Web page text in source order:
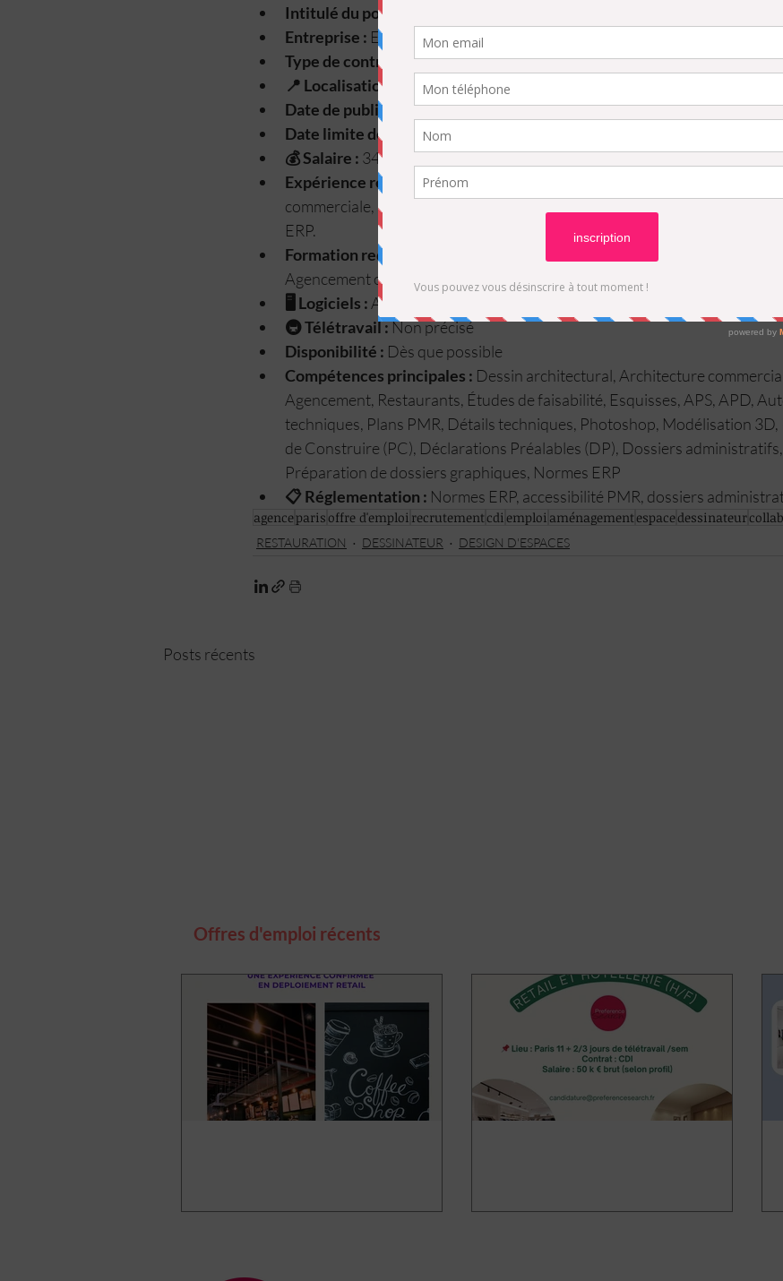
Intitulé du poste :
Entreprise : Evidence RH
Type de contrat :
CDI
📍 Localisation / Lieu de travail : Paris, France
Date de publication : 18/04/2025
Date limite de candidature :
💰 Salaire : 34 K€ brut par an
Expérience requise : Expérience impérative en tant que
commerciale, retail ou agencement. Bonne connaissance des lots
ERP.
Formation requise :
Bac Collaborateur d'Architecte, BTS Collaborateur
Agencement ou Dessinateur en architecture
🖥 Logiciels : AutoCAD, Photoshop, logiciel de modélisation 3D (un plus)
🚇 Télétravail : Non précisé
Disponibilité : Dès que possible
Compétences principales : Dessin architectural, Architecture
Agencement, Restaurants, Études de faisabilité, Esquisses, APS, APD,
techniques, Plans PMR, Détails techniques, Photoshop, Modélisation 3D,
de Construire (PC), Déclarations Préalables (DP), Dossiers
Préparation de dossiers graphiques, Normes ERP
📋 Réglementation : Normes ERP, accessibilité PMR, dossiers
agenceparis offre d'emploi recrutementcdi emploi aménagementespacedessinateur
RESTAURATION DESSINATEUR DESIGN D'ESPACES
Posts récents
Architecte d’intérieur – chef
de projets retail & accessoires
(H/F)
Chargé(e) de projets Lighting
(H/F)
Offres d'emploi récents
retail Nouvelle Aquitaine (H/F) en CDI à